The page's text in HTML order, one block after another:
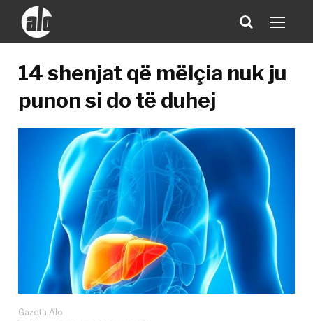
14 shenjat që mëlçia nuk ju
punon si do të duhej
Gazeta Alo